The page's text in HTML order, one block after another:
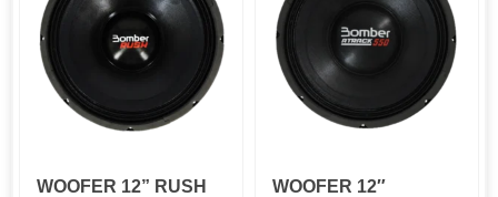
WOOFER 12” RUSH
WOOFER 12″